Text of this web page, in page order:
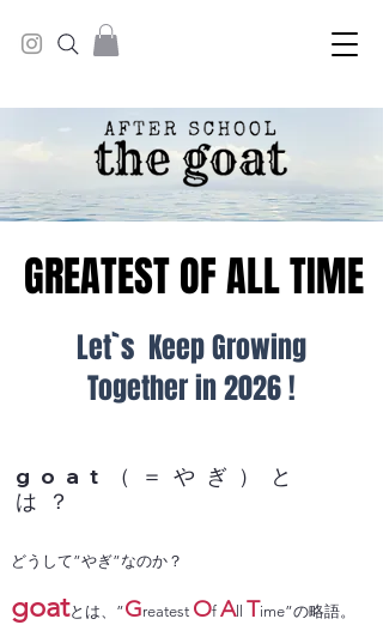
GREATEST OF ALL TIME
GREATEST OF ALL TIME
​Let`s Keep Growing
Together in 2026 !
goat（＝やぎ）と
は？
どうして”やぎ”なのか？​
goatとは、”Greatest Of All Time”の略語。